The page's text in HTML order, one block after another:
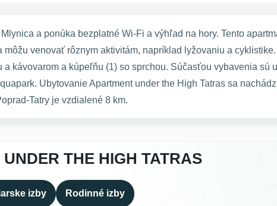
a ponúka bezplatné Wi-Fi a výhľad na hory. Tento
venovať rôznym aktivitám, napríklad lyžovaniu a
kávovarom a kúpeľňu (1) so sprchou. Súčasťou vybavenia sú
Ubytovanie Apartment under the High Tatras sa
Tatry je vzdialené 8 km.
THE HIGH TATRAS
izby Rodinné izby